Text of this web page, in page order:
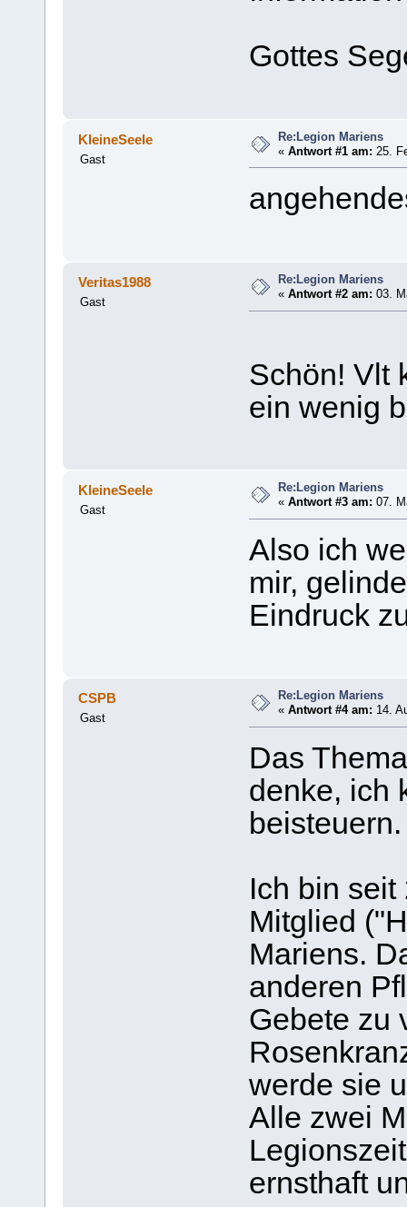
Gottes
KleineSeele
Gast
Re:Legion Mariens
«Antwort #1 am: 25.
Veritas1988
Gast
Re:Legion Mariens
«Antwort #2 am: 03.
Schön! Vlt
ein wenig
KleineSeele
Gast
Re:Legion Mariens
«Antwort #3 am: 07.
Also ich
mir,
Eindruck
CSPB
Gast
Re:Legion Mariens
«Antwort #4 am: 14.
Das
denke, ich
beisteuern.
Ich bin
Mitglied
Mariens.
anderen
Gebete zu
werde sie
Alle zwei
ernsthaft